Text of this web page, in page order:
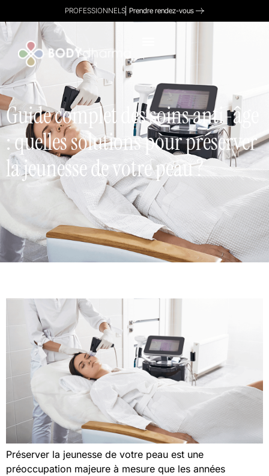
PROFESSIONNELS Prendre rendez-vous
Guide complet des soins anti-âge
: quelles solutions pour préserver
la jeunesse de votre peau ?
Préserver la jeunesse de votre peau est une
préoccupation majeure à mesure que les années